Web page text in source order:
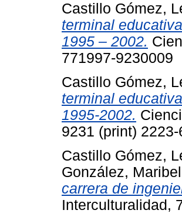
Castillo Gómez,
terminal
1995 – 2002.
771997-9230009
Castillo Gómez,
terminal
1995-2002.
9231 (print)
Castillo Gómez,
González, Maribel
carrera de
Interculturalidad,